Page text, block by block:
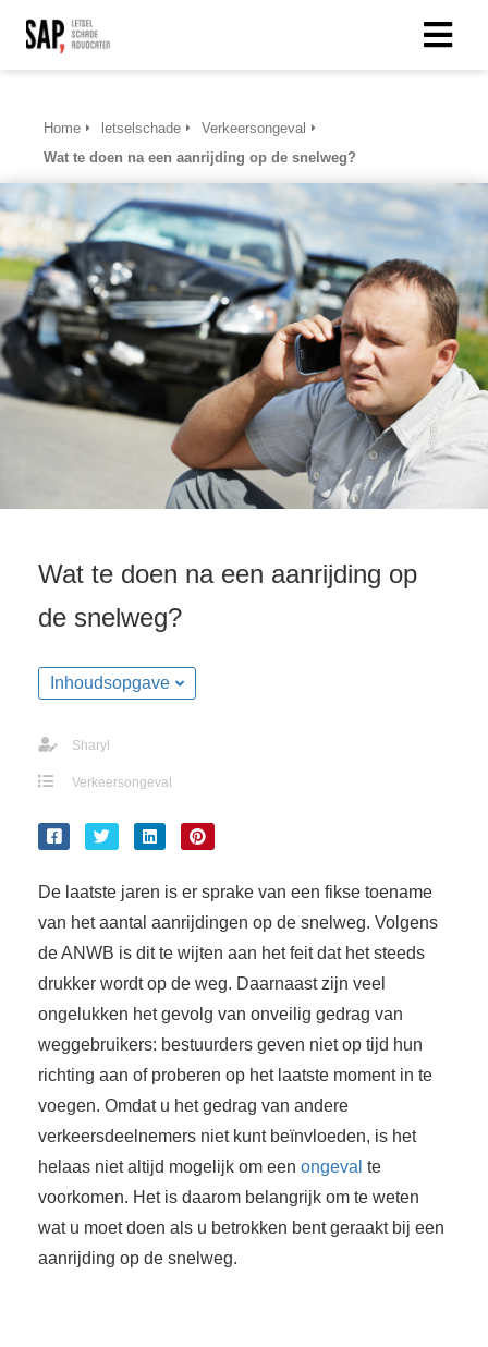
Home letselschade
Verkeersongeval
Wat te doen na een aanrijding op de snelweg?
Wat te doen na een aanrijding op
de snelweg?
Inhoudsopgave
Sharyl
Verkeersongeval
De laatste jaren is er sprake van een fikse toename
van het aantal aanrijdingen op de snelweg. Volgens
de ANWB is dit te wijten aan het feit dat het steeds
drukker wordt op de weg. Daarnaast zijn veel
ongelukken het gevolg van onveilig gedrag van
weggebruikers: bestuurders geven niet op tijd hun
richting aan of proberen op het laatste moment in te
voegen. Omdat u het gedrag van andere
verkeersdeelnemers niet kunt beïnvloeden, is het
helaas niet altijd mogelijk om een ongeval te
voorkomen. Het is daarom belangrijk om te weten
wat u moet doen als u betrokken bent geraakt bij een
aanrijding op de snelweg.